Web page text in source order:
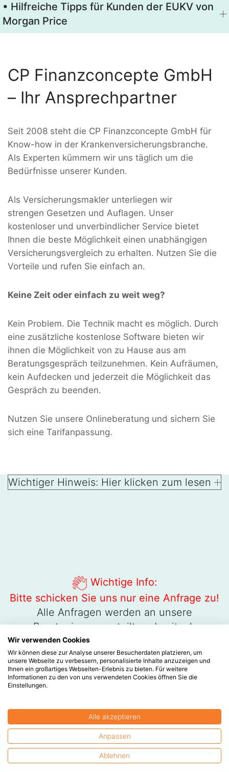
• Hilfreiche Tipps für Kunden der EUKV von
Morgan Price
CP Finanzconcepte GmbH
– Ihr Ansprechpartner
Seit 2008 steht die CP Finanzconcepte GmbH für
Know-how in der Krankenversicherungsbranche.
Als Experten kümmern wir uns täglich um die
Bedürfnisse unserer Kunden.
Als Versicherungsmakler unterliegen wir
strengen Gesetzen und Auflagen. Unser
kostenloser und unverbindlicher Service bietet
Ihnen die beste Möglichkeit einen unabhängigen
Versicherungsvergleich zu erhalten. Nutzen Sie die
Vorteile und rufen Sie einfach an.
Keine Zeit oder einfach zu weit weg?
Kein Problem. Die Technik macht es möglich. Durch
eine zusätzliche kostenlose Software bieten wir
ihnen die Möglichkeit von zu Hause aus am
Beratungsgespräch teilzunehmen. Kein Aufräumen,
kein Aufdecken und jederzeit die Möglichkeit das
Gespräch zu beenden.
Nutzen Sie unsere Onlineberatung und sichern Sie
sich eine Tarifanpassung.
Wichtiger Hinweis: Hier klicken zum lesen
Wichtige Info:
Bitte schicken Sie uns nur eine Anfrage zu!
Alle Anfragen werden an unsere
Berater:innen verteilt und zeitnah
beantwortet. Bitte senden Sie deshalb nicht
mehrere Anfragen zu, da dieses den
Aufwand unnötig erhöht.
Die kosten­günstige Lösung für Ihre
Gesundheits­versor­gung
Wir verwenden Cookies
Wir können diese zur Analyse unserer Besucherdaten platzieren, um
unsere Webseite zu verbessern, personalisierte Inhalte anzuzeigen und
Ihnen ein großartiges Webseiten-Erlebnis zu bieten. Für weitere
Informationen zu den von uns verwendeten Cookies öffnen Sie die
Einstellungen.
Alle akzeptieren
Anpassen
Ablehnen